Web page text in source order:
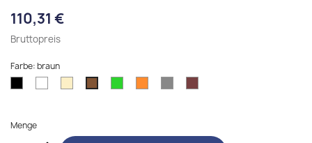
110,31 €
Bruttopreis
Farbe: braun
braun
Menge